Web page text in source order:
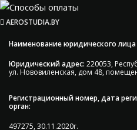
AEROSTUDIA.BY
Наименование юридического лица
Юридический адрес: 220053,
ул. Нововиленская, дом 48,
Регистрационный номер, дата
орган:
497275, 30.11.2020г.